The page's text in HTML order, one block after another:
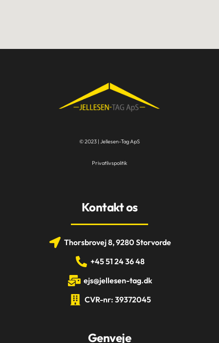
© 2023 | Jellesen-Tag ApS
Privatlivspolitik
Kontakt os
Thorsbrovej 8, 9280 Storvorde
+45 51 24 36 48
ejs@jellesen-tag.dk
CVR-nr: 39372045
Genveje